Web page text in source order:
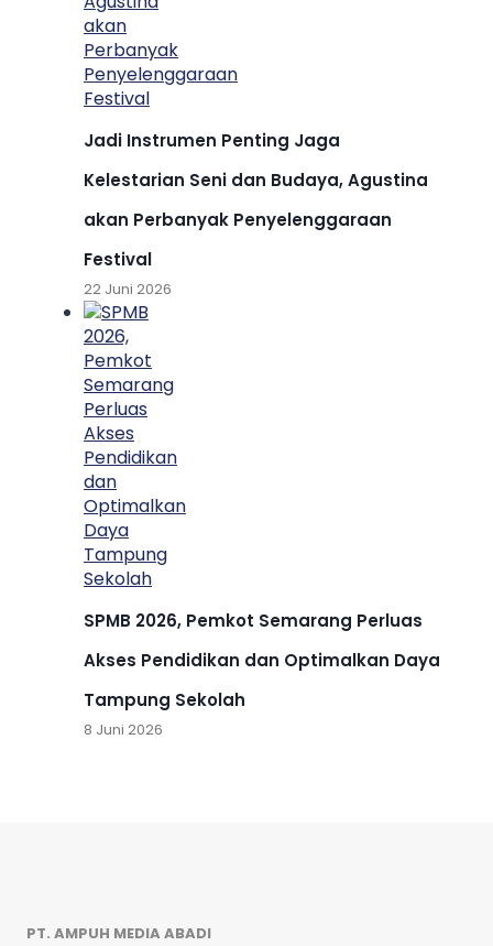
Jadi Instrumen Penting Jaga
Kelestarian Seni dan Budaya, Agustina
akan Perbanyak Penyelenggaraan
Festival
22 Juni 2026
SPMB 2026, Pemkot Semarang Perluas
Akses Pendidikan dan Optimalkan Daya
Tampung Sekolah
8 Juni 2026
PT. AMPUH MEDIA ABADI